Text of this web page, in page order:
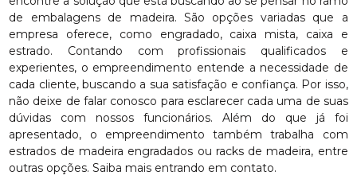
de embalagens de madeira. São opções variadas que a
empresa oferece, como engradado, caixa mista, caixa e
estrado. Contando com profissionais qualificados e
experientes, o empreendimento entende a necessidade de
cada cliente, buscando a sua satisfação e confiança. Por isso,
não deixe de falar conosco para esclarecer cada uma de suas
dúvidas com nossos funcionários. Além do que já foi
apresentado, o empreendimento também trabalha com
estrados de madeira engradados ou racks de madeira, entre
outras opções. Saiba mais entrando em contato.